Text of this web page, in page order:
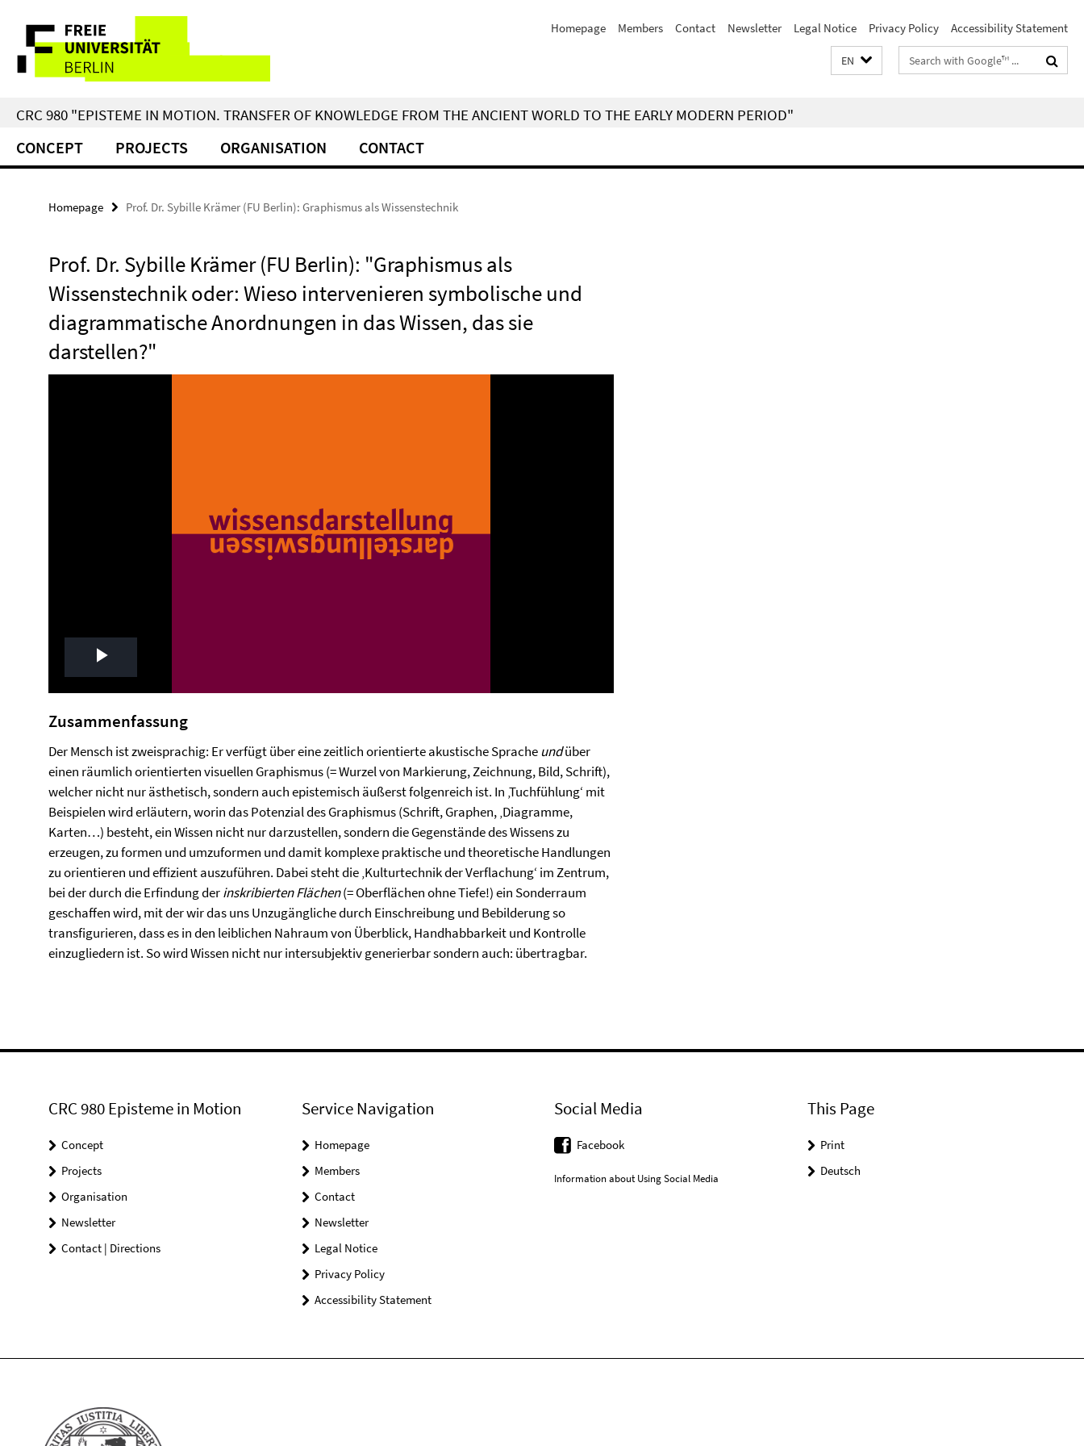
direkt
Inhalt
Service
Navigation
Homepage Members Contact Newsletter Legal Notice Privacy Policy Accessibility Statement
EN
Search
terms
CRC 980 "EPISTEME IN MOTION. TRANSFER OF KNOWLEDGE FROM THE ANCIENT WORLD TO THE EARLY MODERN PERIOD"
CONCEPT PROJECTS ORGANISATION CONTACT
Homepage Prof. Dr. Sybille Krämer (FU Berlin): Graphismus als Wissenstechnik
Prof. Dr. Sybille Krämer (FU Berlin): "Graphismus als
Wissenstechnik oder: Wieso intervenieren symbolische und
diagrammatische Anordnungen in das Wissen, das sie
darstellen?"
Play
Video
Zusammenfassung
Der Mensch ist zweisprachig: Er verfügt über eine zeitlich orientierte akustische Spracheundüber
einen räumlich orientierten visuellen Graphismus (= Wurzel von Markierung, Zeichnung, Bild, Schrift),
welcher nicht nur ästhetisch, sondern auch epistemisch äußerst folgenreich ist. In ‚Tuchfühlung‘ mit
Beispielen wird erläutern, worin das Potenzial des Graphismus (Schrift, Graphen, ‚Diagramme,
Karten…) besteht, ein Wissen nicht nur darzustellen, sondern die Gegenstände des Wissens zu
erzeugen, zu formen und umzuformen und damit komplexe praktische und theoretische Handlungen
zu orientieren und effizient auszuführen. Dabei steht die ‚Kulturtechnik der Verflachung‘ im Zentrum,
bei der durch die Erfindung derinskribierten Flächen(= Oberflächen ohne Tiefe!) ein Sonderraum
geschaffen wird, mit der wir das uns Unzugängliche durch Einschreibung und Bebilderung so
transfigurieren, dass es in den leiblichen Nahraum von Überblick, Handhabbarkeit und Kontrolle
einzugliedern ist. So wird Wissen nicht nur intersubjektiv generierbar sondern auch: übertragbar.
CRC 980 Episteme in Motion
Concept
Projects
Organisation
Newsletter
Contact | Directions
Service Navigation
Homepage
Members
Contact
Newsletter
Legal Notice
Privacy Policy
Accessibility Statement
Social Media
Facebook
Information about Using Social Media
This Page
Print
Deutsch